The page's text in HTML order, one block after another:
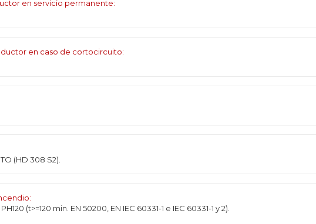
en servicio permanente:
en caso de cortocircuito:
(HD 308 S2).
PH120 (t>=120 min. EN 50200, EN IEC 60331-1 e IEC 60331-1 y 2).